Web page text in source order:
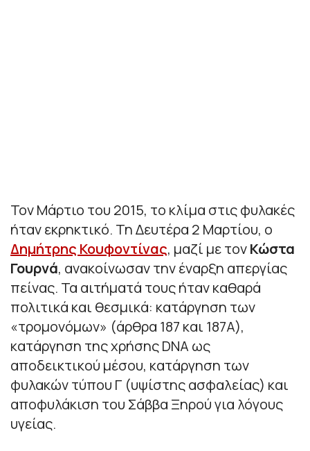
Τον Μάρτιο του 2015, το κλίμα στις φυλακές
ήταν εκρηκτικό. Τη Δευτέρα 2 Μαρτίου, ο
Δημήτρης Κουφοντίνας, μαζί με τονΚώστα
Γουρνά, ανακοίνωσαν την έναρξη απεργίας
πείνας. Τα αιτήματά τους ήταν καθαρά
πολιτικά και θεσμικά: κατάργηση των
«τρομονόμων» (άρθρα 187 και 187Α),
κατάργηση της χρήσης DNA ως
αποδεικτικού μέσου, κατάργηση των
φυλακών τύπου Γ (υψίστης ασφαλείας) και
αποφυλάκιση του Σάββα Ξηρού για λόγους
υγείας.